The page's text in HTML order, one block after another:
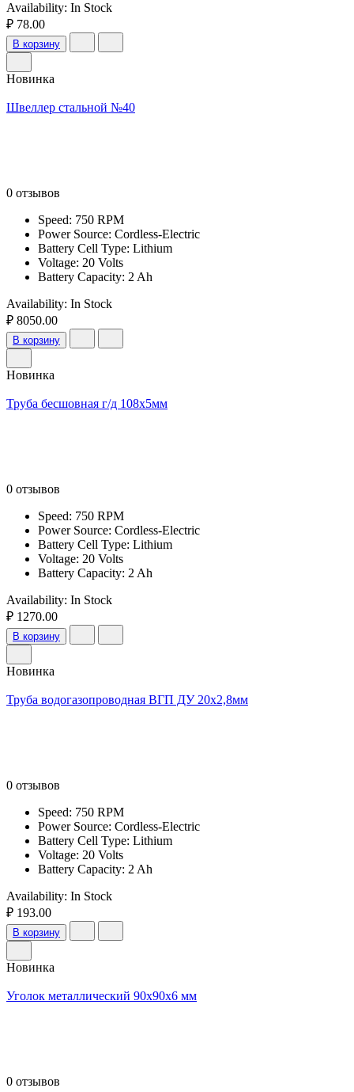
Availability: In Stock
₽ 78.00
В корзину
Новинка
Швеллер стальной №40
0 отзывов
Speed: 750 RPM
Power Source: Cordless-Electric
Battery Cell Type: Lithium
Voltage: 20 Volts
Battery Capacity: 2 Ah
Availability: In Stock
₽ 8050.00
В корзину
Новинка
Труба бесшовная г/д 108х5мм
0 отзывов
Speed: 750 RPM
Power Source: Cordless-Electric
Battery Cell Type: Lithium
Voltage: 20 Volts
Battery Capacity: 2 Ah
Availability: In Stock
₽ 1270.00
В корзину
Новинка
Труба водогазопроводная ВГП ДУ 20х2,8мм
0 отзывов
Speed: 750 RPM
Power Source: Cordless-Electric
Battery Cell Type: Lithium
Voltage: 20 Volts
Battery Capacity: 2 Ah
Availability: In Stock
₽ 193.00
В корзину
Новинка
Уголок металлический 90x90x6 мм
0 отзывов